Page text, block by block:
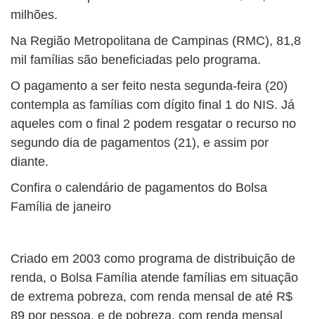
milhões.
Na Região Metropolitana de Campinas (RMC), 81,8
mil famílias são beneficiadas pelo programa.
O pagamento a ser feito nesta segunda-feira (20)
contempla as famílias com dígito final 1 do NIS. Já
aqueles com o final 2 podem resgatar o recurso no
segundo dia de pagamentos (21), e assim por
diante.
Confira o calendário de pagamentos do Bolsa
Família de janeiro
Criado em 2003 como programa de distribuição de
renda, o Bolsa Família atende famílias em situação
de extrema pobreza, com renda mensal de até R$
89 por pessoa, e de pobreza, com renda mensal